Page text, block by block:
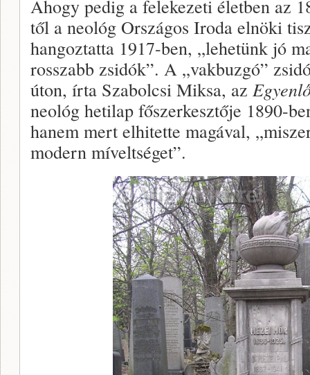
Ahogy pedig a felekezeti életben az
től a neológ Országos Iroda elnöki
hangoztatta 1917-ben, „lehetünk jó
rosszabb zsidók”. A „vakbuzgó”
úton, írta Szabolcsi Miksa, az
neológ hetilap főszerkesztője 1890-
hanem mert elhitette magával,
modern míveltséget”.